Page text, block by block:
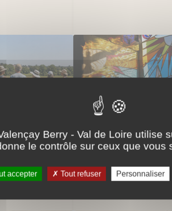
à la
Visite pédagogique
Valençay
Berry - Val de Loire utilise
le contrôle sur ceux que vous
accepter Tout refuser Personnaliser